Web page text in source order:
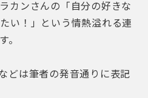
カンさんの「自分の好きな
い！」という情熱溢れる連
。
どは筆者の発音通りに表記